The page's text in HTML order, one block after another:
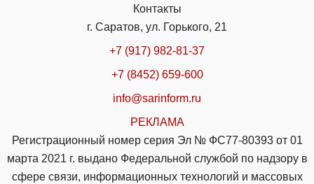
Контакты
г. Саратов, ул. Горького, 21
+7 (917) 982-81-37
+7 (8452) 659-600
info@sarinform.ru
РЕКЛАМА
Регистрационный номер серия Эл № ФС77-80393 от 01
марта 2021 г. выдано Федеральной службой по надзору в
сфере связи, информационных технологий и массовых